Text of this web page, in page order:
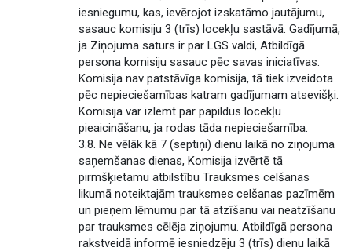
iesniegumu, kas, ievērojot izskatāmo jautājumu,
sasauc komisiju 3 (trīs) locekļu sastāvā. Gadījumā,
ja Ziņojuma saturs ir par LGS valdi, Atbildīgā
persona komisiju sasauc pēc savas iniciatīvas.
Komisija nav patstāvīga komisija, tā tiek izveidota
pēc nepieciešamības katram gadījumam atsevišķi.
Komisija var izlemt par papildus locekļu
pieaicināšanu, ja rodas tāda nepieciešamība.
3.8. Ne vēlāk kā 7 (septiņi) dienu laikā no ziņojuma
saņemšanas dienas, Komisija izvērtē tā
pirmšķietamu atbilstību Trauksmes celšanas
likumā noteiktajām trauksmes celšanas pazīmēm
un pieņem lēmumu par tā atzīšanu vai neatzīšanu
par trauksmes cēlēja ziņojumu. Atbildīgā persona
rakstveidā informē iesniedzēju 3 (trīs) dienu laikā